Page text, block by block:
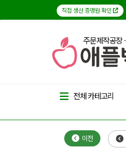
직접 생산 증명원 확인
주문제작공장
전체 카테고리
이전